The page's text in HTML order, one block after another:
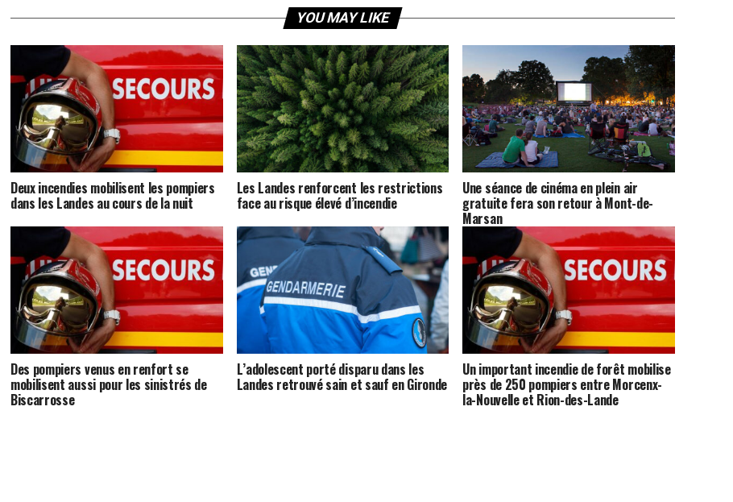
YOU MAY LIKE
Deux incendies mobilisent les pompiers
dans les Landes au cours de la nuit
Les Landes renforcent les restrictions
face au risque élevé d’incendie
Une séance de cinéma en plein air
gratuite fera son retour à Mont-de-
Marsan
Des pompiers venus en renfort se
mobilisent aussi pour les sinistrés de
Biscarrosse
L’adolescent porté disparu dans les
Landes retrouvé sain et sauf en Gironde
Un important incendie de forêt mobilise
près de 250 pompiers entre Morcenx-
la-Nouvelle et Rion-des-Lande